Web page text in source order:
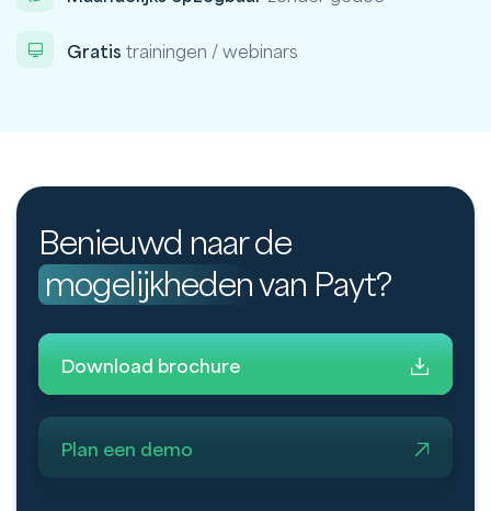
Gratis trainingen / webinars
Benieuwd naar de
mogelijkhedenvan Payt?
Download brochure
Plan een demo